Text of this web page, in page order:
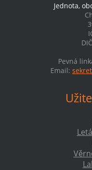
Jednota,
Pevná
Email: